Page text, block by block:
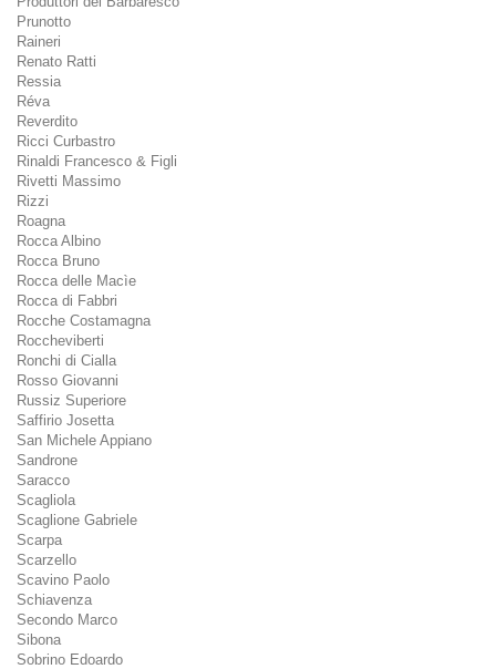
Prunotto
Raineri
Renato Ratti
Ressia
Réva
Reverdito
Ricci Curbastro
Rinaldi Francesco & Figli
Rivetti Massimo
Rizzi
Roagna
Rocca Albino
Rocca Bruno
Rocca delle Macìe
Rocca di Fabbri
Rocche Costamagna
Roccheviberti
Ronchi di Cialla
Rosso Giovanni
Russiz Superiore
Saffirio Josetta
San Michele Appiano
Sandrone
Saracco
Scagliola
Scaglione Gabriele
Scarpa
Scarzello
Scavino Paolo
Schiavenza
Secondo Marco
Sibona
Sobrino Edoardo